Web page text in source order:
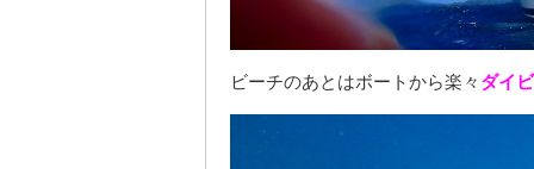
ビーチのあとはボートから楽々 ダイ